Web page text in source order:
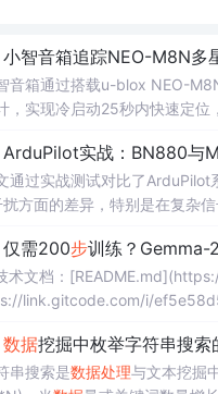
小智音箱追踪NEO-M8N多
音箱通过搭载u-blox NEO-
，实现冷启动25秒内快速定位
ArduPilot实战：BN880与
通过实战测试对比了
扰方面的差异，特别是在复杂
仅需200步训练？Gemma-
术文档：
link.gitcode.com/i/
数据挖掘中枚举字符串搜索
串搜索是数据处理与文本挖掘